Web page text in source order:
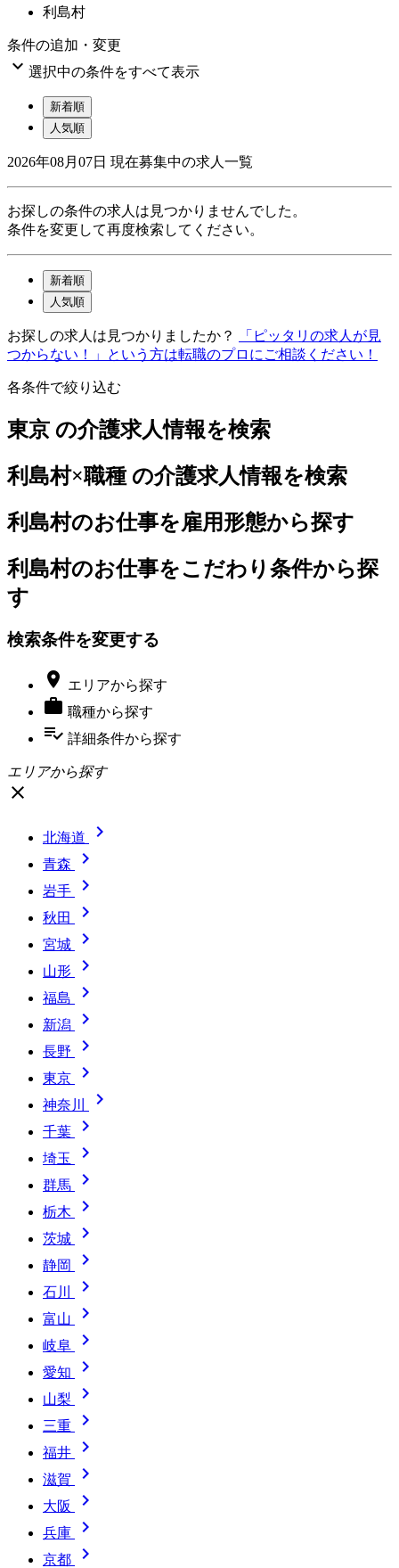
利島村
条件の追加・変更
 選択中の条件をすべて表示
新着順
人気順
2026年08月07日 現在募集中の求人一覧
お探しの条件の求人は見つかりませんでした。
条件を変更して再度検索してください。
新着順
人気順
お探しの求人は見つかりましたか？
「ピッタリの求人が見
つからない！」という方は転職のプロにご相談ください！
各条件で絞り込む
東京 の介護求人情報を検索
利島村×職種 の介護求人情報を検索
利島村のお仕事を雇用形態から探す
利島村のお仕事をこだわり条件から探
す
検索条件を変更する
 エリアから探す
 職種から探す
playlist_add_check 詳細条件から探す
エリアから探す
close
北海道 
青森 
岩手 
秋田 
宮城 
山形 
福島 
新潟 
長野 
東京 
神奈川 
千葉 
埼玉 
群馬 
栃木 
茨城 
静岡 
石川 
富山 
岐阜 
愛知 
山梨 
三重 
福井 
滋賀 
大阪 
兵庫 
京都 